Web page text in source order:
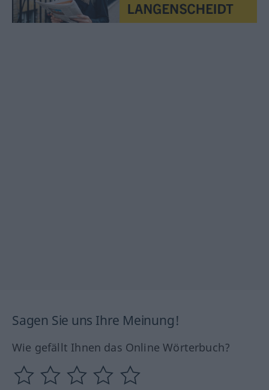
Sagen Sie uns Ihre Meinung!
Wie gefällt Ihnen das Online Wörterbuch?